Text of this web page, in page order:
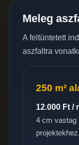
Meleg
A feltüntetett
aszfaltra
250 m²
12.000 Ft /
4 cm vastag
projektekhez.